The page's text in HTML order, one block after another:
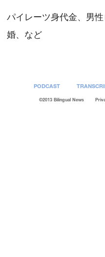
LINK
EMBED
パイレーツ身代金、男
婚、など
PODCAST
©2013 Bilingual News